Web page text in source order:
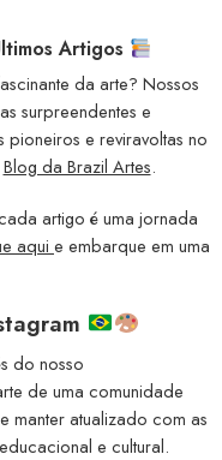
Artigos
da arte? Nossos
surpreendentes e
pioneiros e reviravoltas no
Blog da Brazil Artes.
artigo é uma jornada
aqui e embarque em uma
do nosso
de uma comunidade
manter atualizado com as
e cultural.